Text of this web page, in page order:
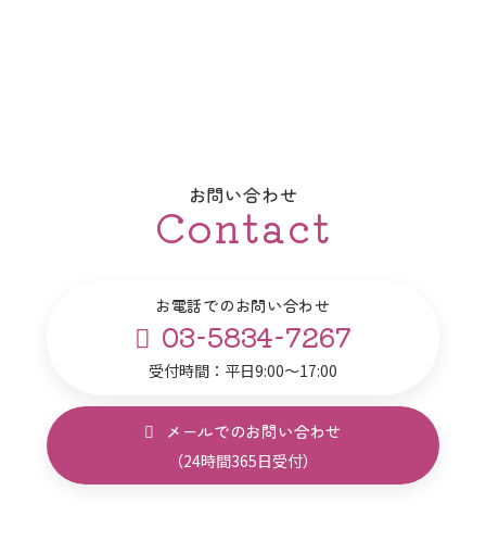
お問い合わせ
Contact
お電話でのお問い合わせ
03-5834-7267
受付時間：平日9:00～17:00
メールでのお問い合わせ
（24時間365日受付）